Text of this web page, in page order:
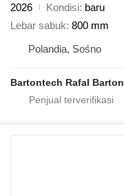
2026
Kondisi baru
Lebar sabuk 800 mm
Polandia, Sośno
Bartontech Rafal Barton